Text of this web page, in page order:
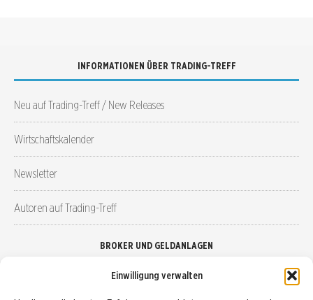
Einwilligung verwalten
INFORMATIONEN ÜBER TRADING-TREFF
Neu auf Trading-Treff / New Releases
Wirtschaftskalender
Newsletter
Autoren auf Trading-Treff
BROKER UND GELDANLAGEN